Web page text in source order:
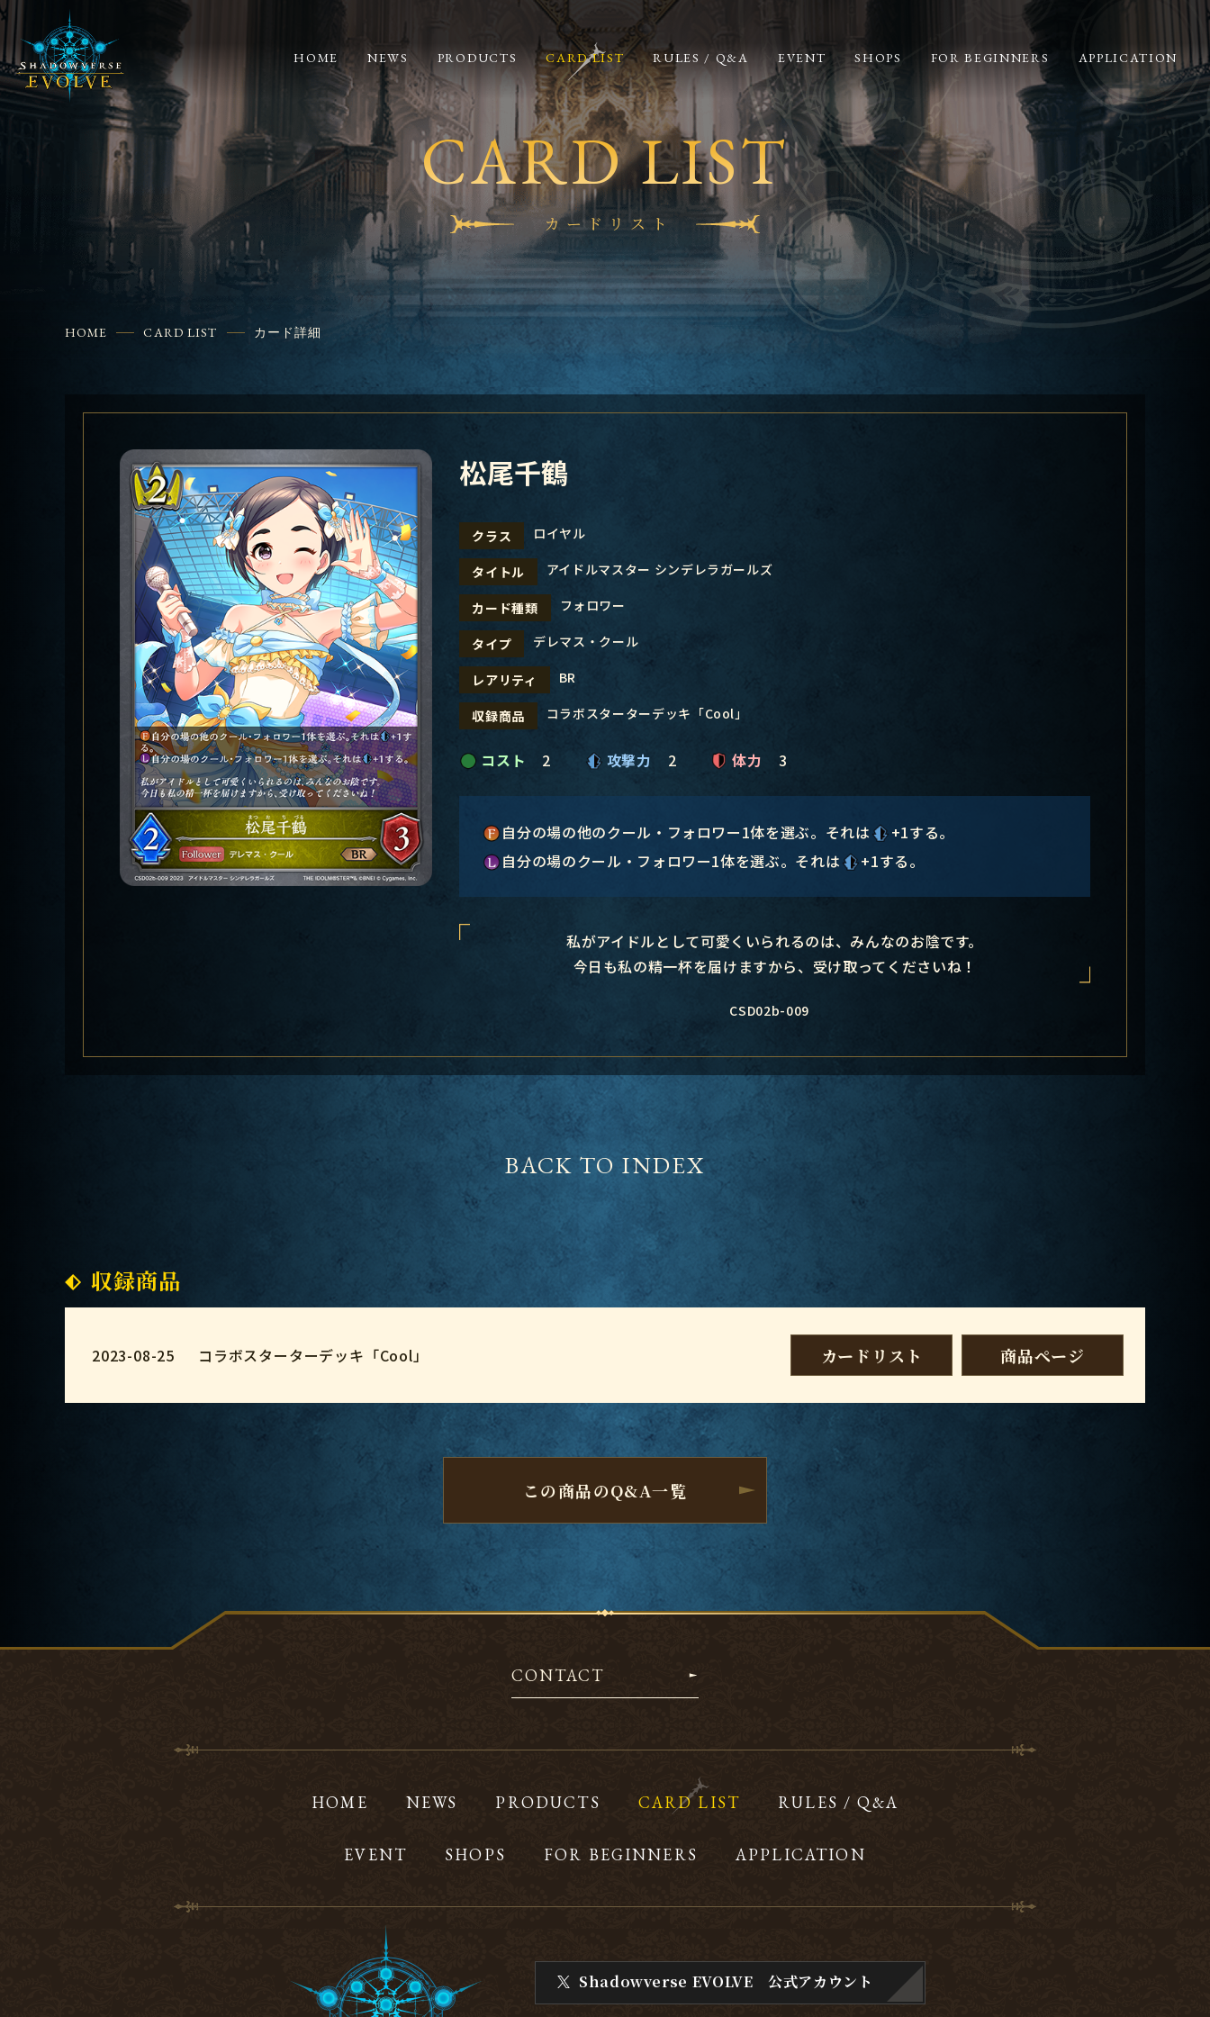
HOME NEWS PRODUCTS CARD LIST RULES / Q&A EVENT SHOPS FOR BEGINNERS APPLICATION
CARD LIST
カードリスト
HOME CARD LIST カード詳細
松尾千鶴
クラス ロイヤル
タイトル アイドルマスター シンデレラガールズ
カード種類 フォロワー
タイプ デレマス・クール
レアリティ BR
収録商品 コラボスターターデッキ「Cool」
コスト 2 攻撃力 2 体力 3
自分の場の他のクール・フォロワー1体を選ぶ。それは
+1する。
自分の場のクール・フォロワー1体を選ぶ。それは
+1する。
私がアイドルとして可愛くいられるのは、みんなのお陰です。
今日も私の精一杯を届けますから、受け取ってくださいね！
CSD02b-009
BACK TO INDEX
収録商品
2023-08-25 コラボスターターデッキ「Cool」 カードリスト 商品ページ
この商品のQ&A一覧
CONTACT
HOME NEWS PRODUCTS CARD LIST RULES / Q&A
EVENT SHOPS FOR BEGINNERS APPLICATION
Shadowverse EVOLVE 公式アカウント